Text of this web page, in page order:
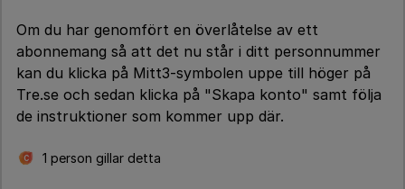
Om du har genomfört en överlåtelse av ett
abonnemang så att det nu står i ditt personnummer
kan du klicka på Mitt3-symbolen uppe till höger på
Tre.se och sedan klicka på "Skapa konto" samt följa
de instruktioner som kommer upp där.
C 1 person gillar detta